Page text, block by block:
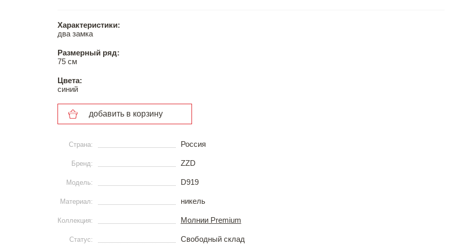
Характеристики:
два замка
Размерный ряд:
75 см
Цвета:
синий
добавить в корзину
Страна: Россия
Бренд: ZZD
Модель: D919
Материал: никель
Коллекция: Молнии Premium
Статус: Свободный склад